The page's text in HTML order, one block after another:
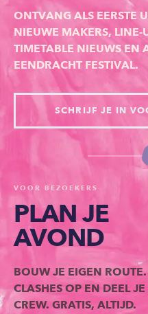
ONTVANG ALS EERSTE
NIEUWE MAKERS, LINE-
TIMETABLE NIEUWS EN
EENDRACHT FESTIVAL.
SCHRIJF JE IN
VOOR BEZOEKERS
PLAN JE
AVOND
BOUW JE EIGEN
CLASHES OP EN DEEL
CREW. GRATIS, ALTIJD.